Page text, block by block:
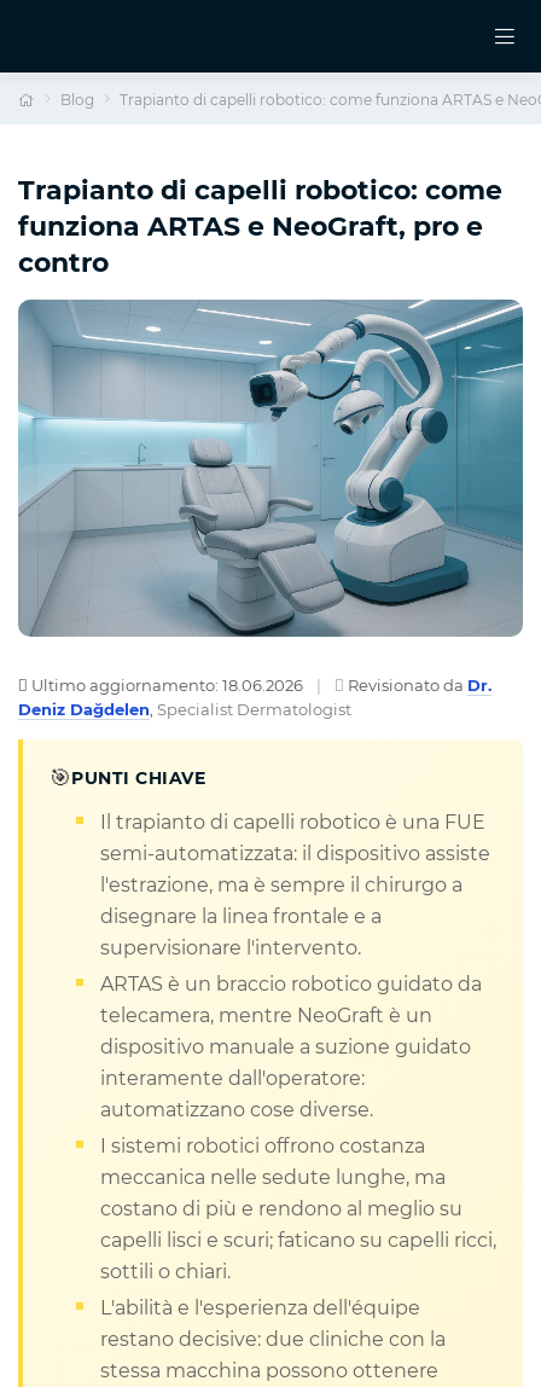
Blog Trapianto di capelli robotico: come funziona ARTAS e
Trapianto di capelli robotico: come
funziona ARTAS e NeoGraft, pro e
contro
Ultimo aggiornamento: 18.06.2026 | Revisionato da Dr.
Deniz Dağdelen Specialist Dermatologist
🎯PUNTI CHIAVE
Il trapianto di capelli robotico è una FUE
semi-automatizzata: il dispositivo assiste
l'estrazione, ma è sempre il chirurgo a
disegnare la linea frontale e a
supervisionare l'intervento.
ARTAS è un braccio robotico guidato da
telecamera, mentre NeoGraft è un
dispositivo manuale a suzione guidato
interamente dall'operatore:
automatizzano cose diverse.
I sistemi robotici offrono costanza
meccanica nelle sedute lunghe, ma
costano di più e rendono al meglio su
capelli lisci e scuri; faticano su capelli ricci,
sottili o chiari.
L'abilità e l'esperienza dell'équipe
restano decisive: due cliniche con la
stessa macchina possono ottenere